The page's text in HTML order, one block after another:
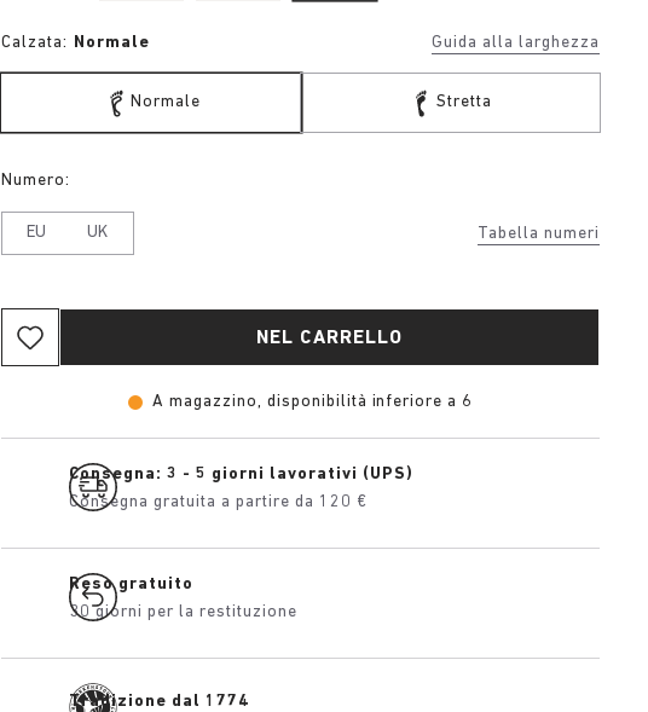
Calzata: Normale Guida alla larghezza
Normale Stretta
Tabella numeri
Numero:
EU UK
NEL CARRELLO
A magazzino, disponibilità inferiore a 6
Consegna: 3 - 5 giorni lavorativi (UPS)
Consegna gratuita a partire da 120 €
Reso gratuito
30 giorni per la restituzione
Tradizione dal 1774